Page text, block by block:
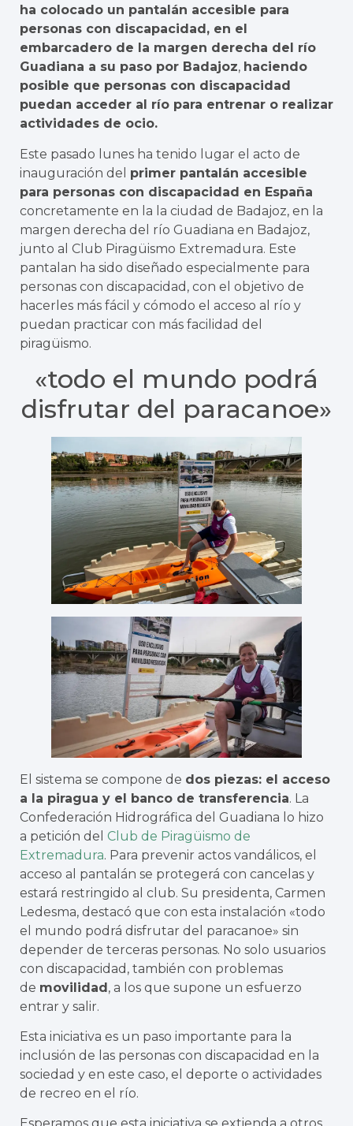
ha colocado un pantalán accesible para
personas con discapacidad, en el
embarcadero de la margen derecha del río
Guadiana a su paso por Badajoz, haciendo
posible que personas con discapacidad
puedan acceder al río para entrenar o realizar
actividades de ocio.
Este pasado lunes ha tenido lugar el acto de
inauguración del primer pantalán accesible
para personas con discapacidad en España
concretamente en la la ciudad de Badajoz, en la
margen derecha del río Guadiana en Badajoz,
junto al Club Piragüismo Extremadura. Este
pantalan ha sido diseñado especialmente para
personas con discapacidad, con el objetivo de
hacerles más fácil y cómodo el acceso al río y
puedan practicar con más facilidad del
piragüismo.
«todo el mundo podrá
disfrutar del paracanoe»
El sistema se compone de dos piezas: el acceso
a la piragua y el banco de transferencia. La
Confederación Hidrográfica del Guadiana lo hizo
a petición del Club de Piragüismo de
Extremadura. Para prevenir actos vandálicos, el
acceso al pantalán se protegerá con cancelas y
estará restringido al club. Su presidenta, Carmen
Ledesma, destacó que con esta instalación «todo
el mundo podrá disfrutar del paracanoe» sin
depender de terceras personas. No solo usuarios
con discapacidad, también con problemas
de movilidad, a los que supone un esfuerzo
entrar y salir.
Esta iniciativa es un paso importante para la
inclusión de las personas con discapacidad en la
sociedad y en este caso, el deporte o actividades
de recreo en el río.